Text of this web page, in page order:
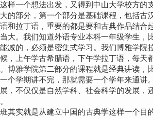
一个想法出发，又得到中山大学校方的
的部分，第一个部分是基础课程，包括古
和拉丁语，重要的都是要和古典作品结合
大。我们知道外语专业本科一年级学生，
减的，必须是密集式学习。我们博雅学院
，上午学古希腊语，下午学拉丁语，每天
博雅学院第二部分的课程就是经典讲读，
个学期讲不完，那就需要一个学年来通讲
，不仅仅是自然学科、社会科学的发展，
实就是从建立中国的古典学这样一个目